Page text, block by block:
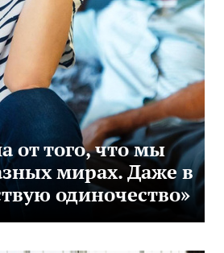
от того, что мы
мирах. Даже в
одиночество»